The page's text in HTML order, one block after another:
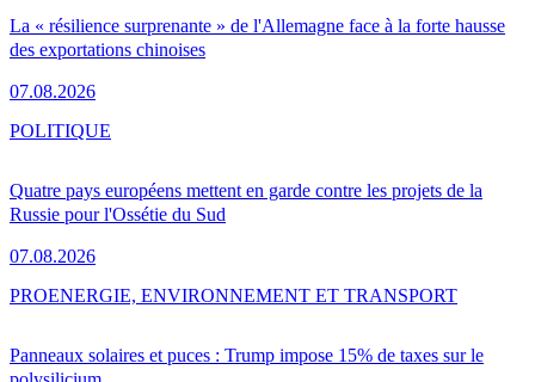
La « résilience surprenante » de l'Allemagne face à la forte hausse
des exportations chinoises
07.08.2026
Quatre pays européens mettent en garde contre les projets de la
Russie pour l'Ossétie du Sud
07.08.2026
POLITIQUE
Panneaux solaires et puces : Trump impose 15% de taxes sur le
PROENERGIE, ENVIRONNEMENT ET TRANSPORT